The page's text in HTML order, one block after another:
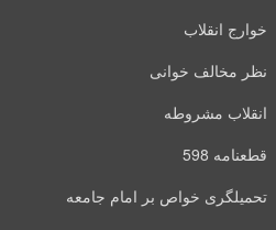
خوارج انقلاب
نظر مخالف خوانی
انقلاب مشروطه
قطعنامه 598
تحمیلگری خواص بر امام جامعه